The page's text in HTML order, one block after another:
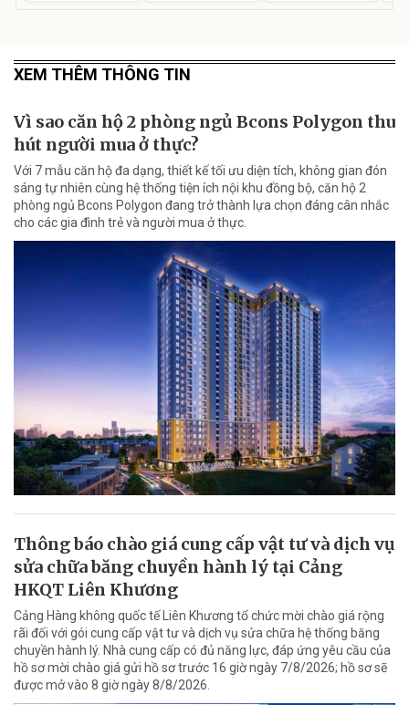
XEM THÊM THÔNG TIN
Vì sao căn hộ 2 phòng ngủ Bcons Polygon thu
hút người mua ở thực?
Với 7 mẫu căn hộ đa dạng, thiết kế tối ưu diện tích, không gian đón
sáng tự nhiên cùng hệ thống tiện ích nội khu đồng bộ, căn hộ 2
phòng ngủ Bcons Polygon đang trở thành lựa chọn đáng cân nhắc
cho các gia đình trẻ và người mua ở thực.
Thông báo chào giá cung cấp vật tư và dịch vụ
sửa chữa băng chuyền hành lý tại Cảng
HKQT Liên Khương
Cảng Hàng không quốc tế Liên Khương tổ chức mời chào giá rộng
rãi đối với gói cung cấp vật tư và dịch vụ sửa chữa hệ thống băng
chuyền hành lý. Nhà cung cấp có đủ năng lực, đáp ứng yêu cầu của
hồ sơ mời chào giá gửi hồ sơ trước 16 giờ ngày 7/8/2026; hồ sơ sẽ
được mở vào 8 giờ ngày 8/8/2026.